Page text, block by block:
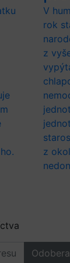
V
rok
z
z